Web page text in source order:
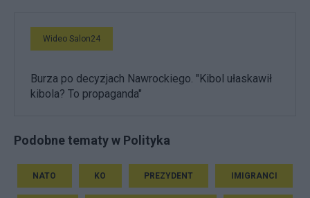
Wideo Salon24
Burza po decyzjach Nawrockiego. "Kibol ułaskawił
kibola? To propaganda"
Podobne tematy w Polityka
NATO KO PREZYDENT IMIGRANCI